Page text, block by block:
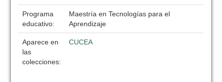
Programa
educativo:
Maestría en Tecnologías para el
Aprendizaje
Aparece en
las
colecciones:
CUCEA